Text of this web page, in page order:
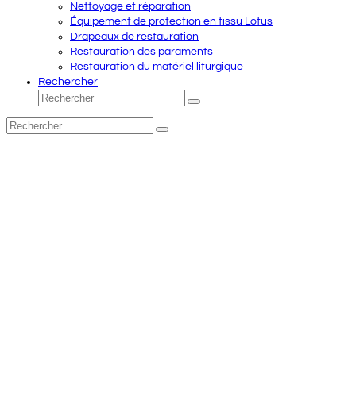
Nettoyage et réparation
Équipement de protection en tissu Lotus
Drapeaux de restauration
Restauration des paraments
Restauration du matériel liturgique
Rechercher
Rechercher
Envoyer
Rechercher
Envoyer